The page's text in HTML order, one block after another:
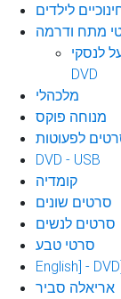
לילדים
מתח ודרמה
מצפצפים על לנסקי
DVD
מלכהלי
מנוחה פוקס
לפעוטות
DVD - USB
קומדיה
סרטים שונים
סרטים לנשים
סרטי טבע
English] - DVD]
אריאלה סביר